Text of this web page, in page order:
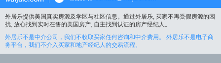
外居乐提供美国真实房源及学区与社区信息。通过外居乐, 买家不再受假房源的困
扰, 放心找到实时在售的美国房产, 自主找到认证的房产经纪人。
外居乐不是中介公司，我们不收取买家任何咨询和中介费用。 外居乐不是电子商
务平台，我们不介入买家和地产经纪人的交易流程。